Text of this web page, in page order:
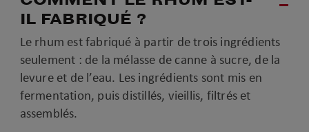
IL FABRIQUÉ ?
Le rhum est fabriqué à partir de trois ingrédients
seulement : de la mélasse de canne à sucre, de la
levure et de l’eau. Les ingrédients sont mis en
fermentation, puis distillés, vieillis, filtrés et
assemblés.